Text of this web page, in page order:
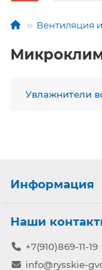
Вентиляция
Увлажнители
Информация
Наши
+7(910)869-11-19
info@rysskie-